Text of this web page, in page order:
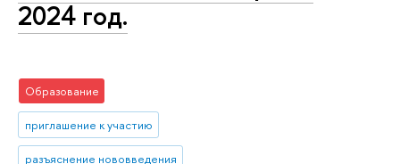
2024 год.
Образование
приглашение к участию
разъяснение нововведения